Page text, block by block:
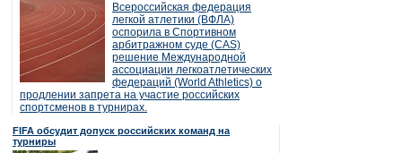
Всероссийская федерация
легкой атлетики (ВФЛА)
оспорила в Спортивном
арбитражном суде (CAS)
решение Международной
ассоциации легкоатлетических
федераций (World Athletics) о
продлении запрета на участие российских
спортсменов в турнирах.
FIFA обсудит допуск российских команд на
турниры